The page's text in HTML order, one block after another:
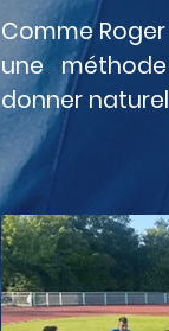
Comme
une
donner